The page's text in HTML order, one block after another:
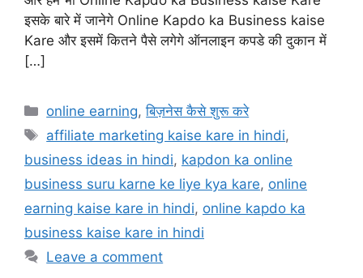
इसके बारे में जानेगे Online Kapdo ka Business kaise
Kare और इसमें कितने पैसे लगेगे ऑनलाइन कपडे की दुकान में
[…]
Categories
online earning,बिज़नेस कैसे शुरू करे
Tags
affiliate marketing kaise kare in hindi,
business ideas in hindi, kapdon ka online
business suru karne ke liye kya kare, online
earning kaise kare in hindi, online kapdo ka
business kaise kare in hindi
Leave a comment